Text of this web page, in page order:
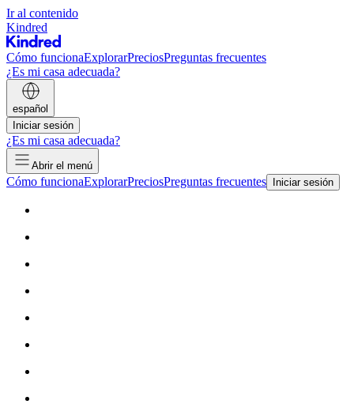
Ir al contenido
Kindred
Cómo funcionaExplorarPreciosPreguntas frecuentes
¿Es mi casa adecuada?
español
Iniciar sesión
¿Es mi casa adecuada?
Abrir el menú
Cómo funcionaExplorarPreciosPreguntas frecuentes Iniciar sesión